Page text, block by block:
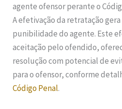
agente ofensor perante o
A efetivação da retratação
punibilidade do agente. Este
aceitação pelo ofendido,
resolução com potencial de
para o ofensor, conforme
Código Penal.